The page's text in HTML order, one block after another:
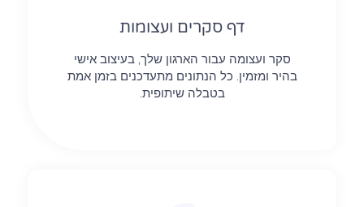
דף סקרים ועצומות​​
סקר ועצומה עבור הארגון שלך, בעיצוב אישי
בהיר ומזמין. כל הנתונים מתעדכנים בזמן אמת
בטבלה שיתופית.